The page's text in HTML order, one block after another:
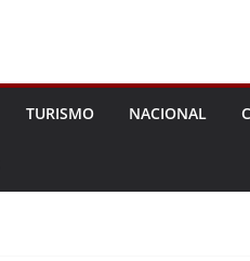
TURISMO NACIONAL